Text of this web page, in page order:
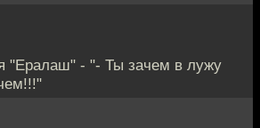
"Ералаш" - "- Ты зачем в лужу